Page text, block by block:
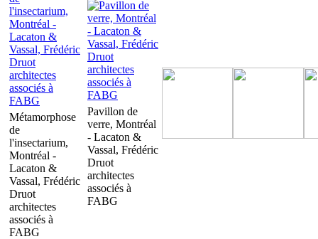
Métamorphose
de
l'insectarium,
Montréal -
Lacaton &
Vassal, Frédéric
Druot
architectes
associés à
FABG
Pavillon de
verre, Montréal
- Lacaton &
Vassal, Frédéric
Druot
architectes
associés à
FABG